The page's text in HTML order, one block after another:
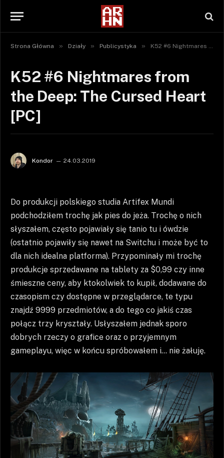
Strona Główna » Działy » Publicystyka » K52 #6 Nightmares from the Deep: The Cursed Heart [PC]
K52 #6 Nightmares from
the Deep: The Cursed Heart
[PC]
Kondor 24.03.2019
Do produkcji polskiego studia Artifex Mundi
podchodziłem trochę jak pies do jeża. Trochę o nich
słyszałem, często pojawiały się tanio tu i ówdzie
(ostatnio pojawiły się nawet na Switchu i może być to
dla nich idealna platforma). Przypominały mi trochę
produkcje sprzedawane na tablety za $0,99 czy inne
śmieszne ceny, aby ktokolwiek to kupił, dodawane do
czasopism czy dostępne w przeglądarce, te typu
znajdź 9999 przedmiotów, a do tego co jakiś czas
połącz trzy kryształy. Usłyszałem jednak sporo
dobrych rzeczy o grafice oraz o przyjemnym
gameplayu, więc w końcu spróbowałem i… nie żałuję.